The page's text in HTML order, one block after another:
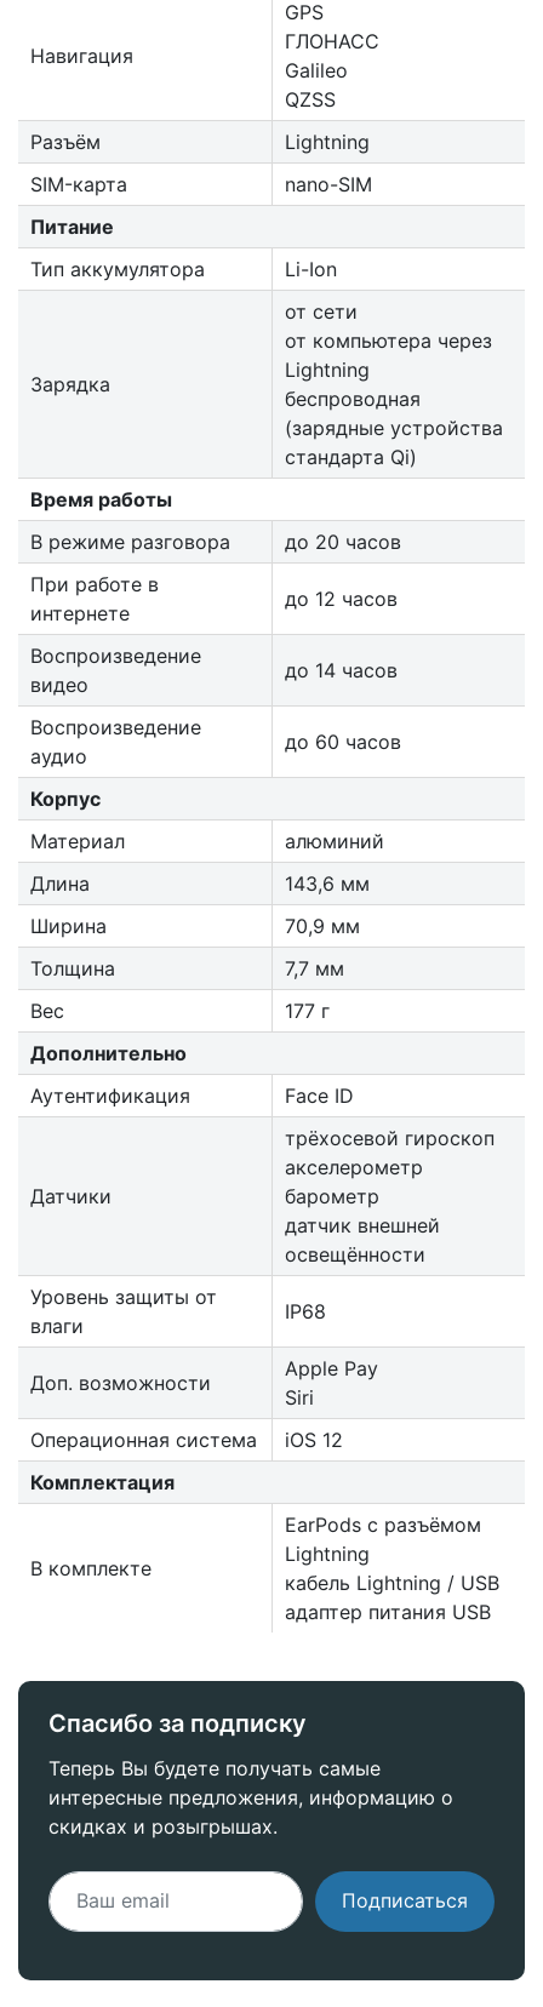
Навигация
GPS
ГЛОНАСС
Galileo
QZSS
Разъём
Lightning
SIM-карта
nano-SIM
Питание
Тип аккумулятора
Li-Ion
Зарядка
от сети
от компьютера через
Lightning
беспроводная
(зарядные устройства
стандарта Qi)
Время работы
В режиме разговора
до 20 часов
При работе в
интернете
до 12 часов
Воспроизведение
видео
до 14 часов
Воспроизведение
аудио
до 60 часов
Корпус
Материал
алюминий
Длина
143,6 мм
Ширина
70,9 мм
Толщина
7,7 мм
Вес
177 г
Дополнительно
Аутентификация
Face ID
Датчики
трёхосевой гироскоп
акселерометр
барометр
датчик внешней
освещённости
Уровень защиты от
влаги
IP68
Доп. возможности
Apple Pay
Siri
Операционная система
iOS 12
Комплектация
В комплекте
EarPods с разъёмом
Lightning
кабель Lightning / USB
адаптер питания USB
Спасибо за подписку
Теперь Вы будете получать самые
интересные предложения, информацию о
скидках и розыгрышах.
Подписаться